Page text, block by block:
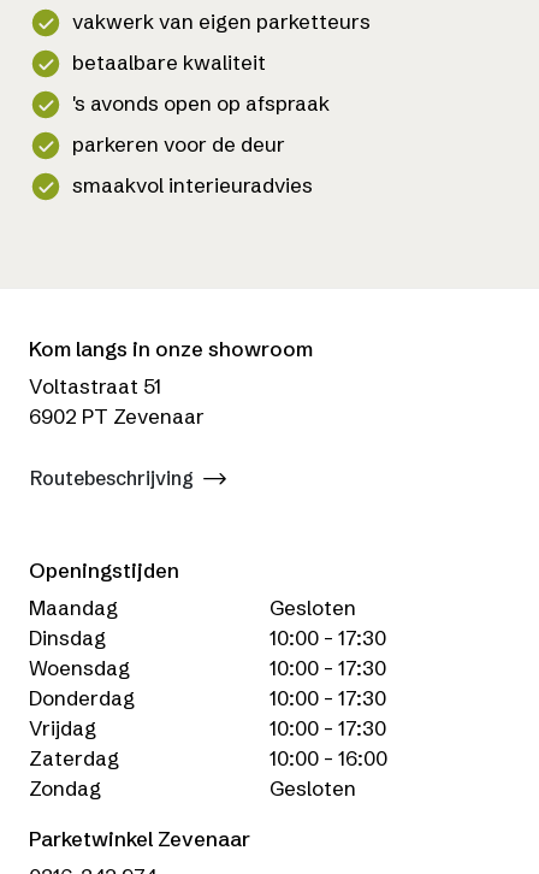
vakwerk van eigen parketteurs
betaalbare kwaliteit
's avonds open op afspraak
parkeren voor de deur
smaakvol interieuradvies
Kom langs in onze showroom
Voltastraat 51
6902 PT Zevenaar
Routebeschrijving
Openingstijden
Maandag
Gesloten
Dinsdag
10:00 - 17:30
Woensdag
10:00 - 17:30
Donderdag
10:00 - 17:30
Vrijdag
10:00 - 17:30
Zaterdag
10:00 - 16:00
Zondag
Gesloten
Parketwinkel Zevenaar